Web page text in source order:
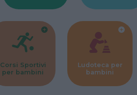
Corsi Sportivi
per bambini
Ludoteca per
bambini